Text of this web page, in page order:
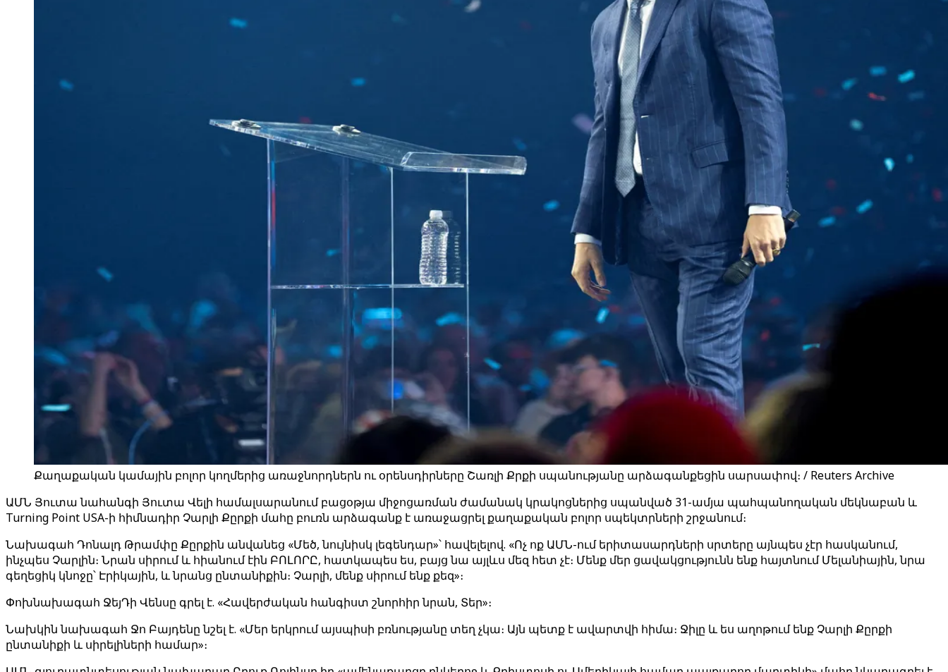
Քաղաքական կամային բոլոր կողմերից առաջնորդներն ու օրենսդիրները Շառլի Քրքի սպանությանը արձագանքեցին սարսափով։ / Reuters Archive
ԱՄՆ Յուտա նահանգի Յուտա Վելի համալսարանում բացօթյա միջոցառման ժամանակ կրակոցներից սպանված 31-ամյա պահպանողական մեկնաբան և
Turning Point USA-ի հիմնադիր Չարլի Քըրքի մահը բուռն արձագանք է առաջացրել քաղաքական բոլոր սպեկտրների շրջանում։
Նախագահ Դոնալդ Թրամփը Քըրքին անվանեց «Մեծ, նույնիսկ լեգենդար»՝ հավելելով. «Ոչ ոք ԱՄՆ-ում երիտասարդների սրտերը այնպես չէր հասկանում,
ինչպես Չարլին։ Նրան սիրում և հիանում էին ԲՈԼՈՐԸ, հատկապես ես, բայց նա այլևս մեզ հետ չէ։ Մենք մեր ցավակցությունն ենք հայտնում Մելանիային, նրա
գեղեցիկ կնոջը՝ Էրիկային, և նրանց ընտանիքին։ Չարլի, մենք սիրում ենք քեզ»։
Փոխնախագահ ՋեյԴի Վենսը գրել է. «Հավերժական հանգիստ շնորհիր նրան, Տեր»։
Նախկին նախագահ Ջո Բայդենը նշել է. «Մեր երկրում այսպիսի բռնությանը տեղ չկա։ Այն պետք է ավարտվի հիմա։ Ջիլը և ես աղոթում ենք Չարլի Քըրքի
ընտանիքի և սիրելիների համար»։